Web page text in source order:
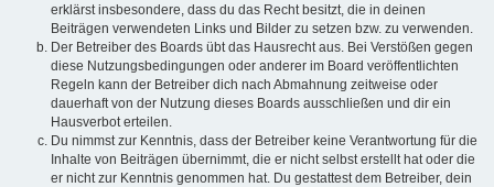
erklärst insbesondere, dass du das Recht besitzt, die in deinen
Beiträgen verwendeten Links und Bilder zu setzen bzw. zu verwenden.
Der Betreiber des Boards übt das Hausrecht aus. Bei Verstößen gegen
diese Nutzungsbedingungen oder anderer im Board veröffentlichten
Regeln kann der Betreiber dich nach Abmahnung zeitweise oder
dauerhaft von der Nutzung dieses Boards ausschließen und dir ein
Hausverbot erteilen.
Du nimmst zur Kenntnis, dass der Betreiber keine Verantwortung für die
Inhalte von Beiträgen übernimmt, die er nicht selbst erstellt hat oder die
er nicht zur Kenntnis genommen hat. Du gestattest dem Betreiber, dein